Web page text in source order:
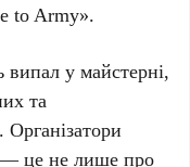
to Army».
випал у майстерні,
та
. Організатори
— це не лише про